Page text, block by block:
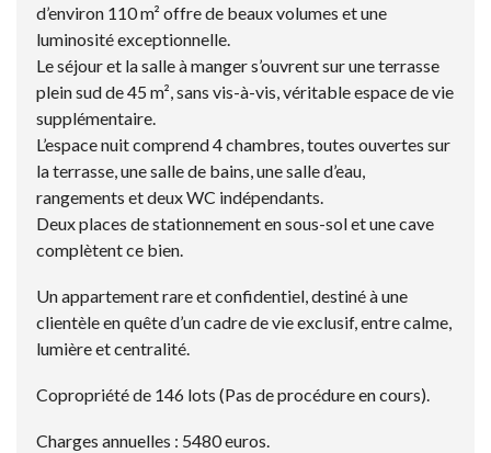
d’environ 110 m² offre de beaux volumes et une
luminosité exceptionnelle.
Le séjour et la salle à manger s’ouvrent sur une terrasse
plein sud de 45 m², sans vis-à-vis, véritable espace de vie
supplémentaire.
L’espace nuit comprend 4 chambres, toutes ouvertes sur
la terrasse, une salle de bains, une salle d’eau,
rangements et deux WC indépendants.
Deux places de stationnement en sous-sol et une cave
complètent ce bien.
Un appartement rare et confidentiel, destiné à une
clientèle en quête d’un cadre de vie exclusif, entre calme,
lumière et centralité.
Copropriété de 146 lots (Pas de procédure en cours).
Charges annuelles : 5480 euros.